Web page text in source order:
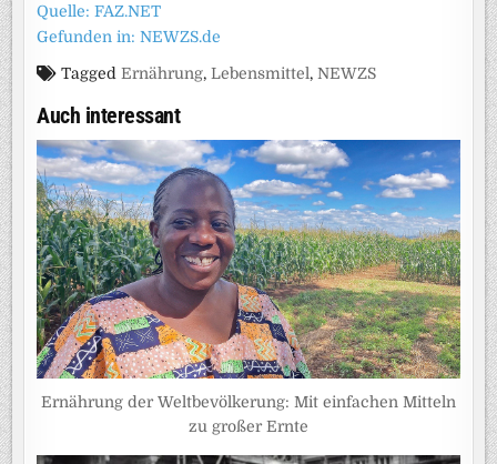
Quelle: FAZ.NET
Gefunden in: NEWZS.de
TaggedErnährung,Lebensmittel,NEWZS
Auch interessant
Ernährung der Weltbevölkerung: Mit einfachen Mitteln
zu großer Ernte